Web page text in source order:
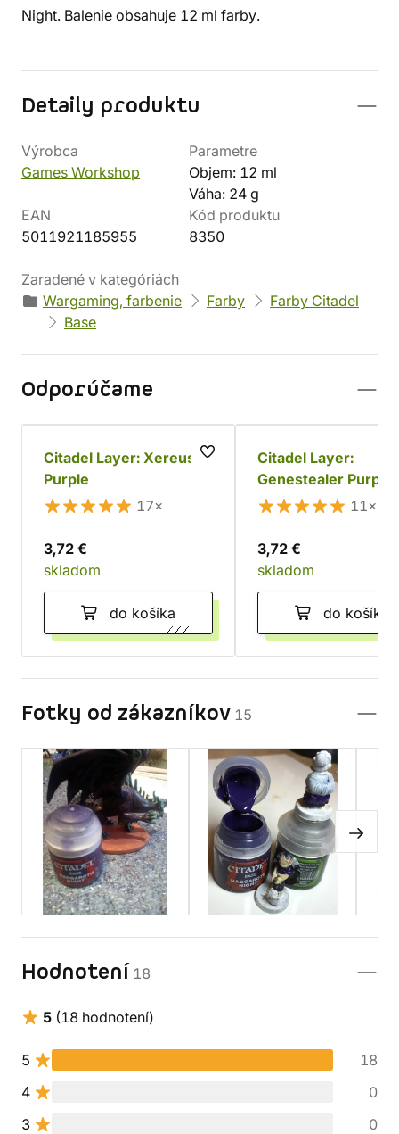
Night. Balenie obsahuje 12 ml farby.
Detaily produktu
Výrobca
Games Workshop
Parametre
Objem: 12 ml
Váha: 24 g
EAN
5011921185955
Kód produktu
8350
Zaradené v kategóriách
Wargaming, farbenie
Farby
Farby Citadel
Base
Odporúčame
Citadel Layer: Xereus
Purple
17×
3,72 €
skladom
do košíka
Citadel Layer:
Genestealer Purple
11×
3,72 €
skladom
do košíka
Fotky od zákazníkov 15
Hodnotení 18
5 (18 hodnotení)
5
18
4
0
3
0